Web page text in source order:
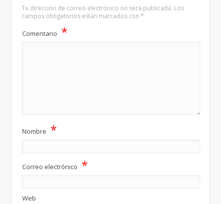
Tu dirección de correo electrónico no será publicada. Los
campos obligatorios están marcados con*
Comentario *
Nombre *
Correo electrónico *
Web